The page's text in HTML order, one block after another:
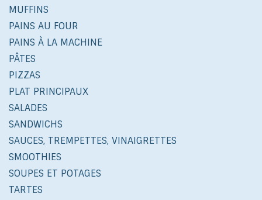
MUFFINS
PAINS AU FOUR
PAINS À LA MACHINE
PÂTES
PIZZAS
PLAT PRINCIPAUX
SALADES
SANDWICHS
SAUCES, TREMPETTES, VINAIGRETTES
SMOOTHIES
SOUPES ET POTAGES
TARTES